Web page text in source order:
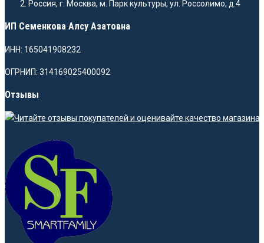
Россия, г. Москва, м. Парк культуры, ул. Россолимо, д.4
ИП Семенкова Алсу Азатовна
ИНН: 165041908232
ОГРНИП: 314169025400092
Отзывы